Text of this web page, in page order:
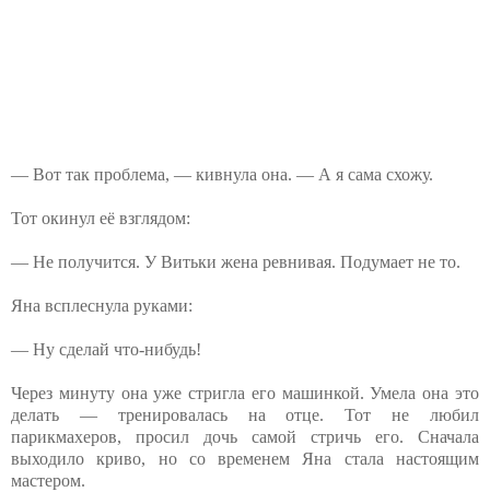
— Вот так проблема, — кивнула она. — А я сама схожу.
Тот окинул её взглядом:
— Не получится. У Витьки жена ревнивая. Подумает не то.
Яна всплеснула руками:
— Ну сделай что-нибудь!
Через минуту она уже стригла его машинкой. Умела она это
делать — тренировалась на отце. Тот не любил
парикмахеров, просил дочь самой стричь его. Сначала
выходило криво, но со временем Яна стала настоящим
мастером.